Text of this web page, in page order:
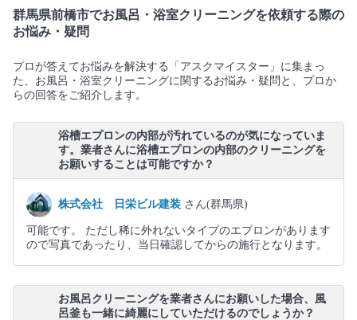
群馬県前橋市でお風呂・浴室クリーニングを依頼する際の
お悩み・疑問
プロが答えてお悩みを解決する「アスクマイスター」に集まっ
た、お風呂・浴室クリーニングに関するお悩み・疑問と、プロか
らの回答をご紹介します。
浴槽エプロンの内部が汚れているのが気になっていま
す。業者さんに浴槽エプロンの内部のクリーニングを
お願いすることは可能ですか？
株式会社 日栄ビル建装 さん(群馬県)
可能です。 ただし稀に外れないタイプのエプロンがあります
ので写真であったり、当日確認してからの施行となります。
お風呂クリーニングを業者さんにお願いした場合、風
呂釜も一緒に綺麗にしていただけるのでしょうか？